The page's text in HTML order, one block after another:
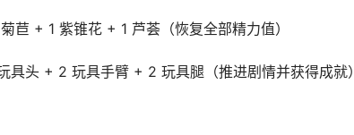
苣 + 1 紫锥花 + 1 芦荟（恢复全部精力值）
具头 + 2 玩具手臂 + 2 玩具腿（推进剧情并获得成就）